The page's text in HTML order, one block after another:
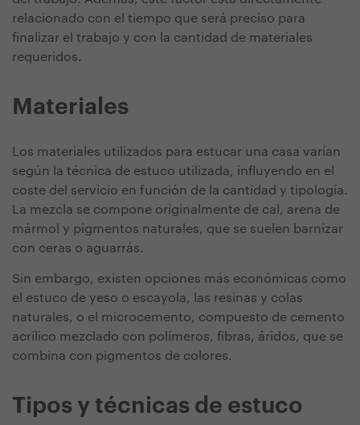
relacionado con el tiempo que será preciso para
finalizar el trabajo y con la cantidad de materiales
requeridos.
Materiales
Los materiales utilizados para estucar una casa varían
según la técnica de estuco utilizada, influyendo en el
coste del servicio en función de la cantidad y tipología.
La mezcla se compone originalmente de cal, arena de
mármol y pigmentos naturales, que se suelen barnizar
con ceras o aguarrás.
Sin embargo, existen opciones más económicas como
el estuco de yeso o escayola, las resinas y colas
naturales, o el microcemento, compuesto de cemento
acrílico mezclado con polímeros, fibras, áridos, que se
combina con pigmentos de colores.
Tipos y técnicas de estuco